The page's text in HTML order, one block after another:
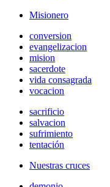
Misionero
conversion
evangelizacion
mision
sacerdote
vida consagrada
vocacion
sacrificio
salvacion
sufrimiento
tentación
Nuestras cruces